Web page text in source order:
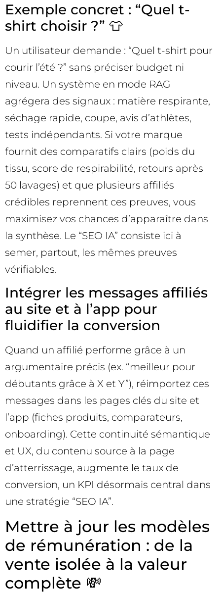
Exemple concret : “Quel t-
shirt choisir ?” 👕
Un utilisateur demande : “Quel t-shirt pour
courir l’été ?” sans préciser budget ni
niveau. Un système en mode RAG
agrégera des signaux : matière respirante,
séchage rapide, coupe, avis d’athlètes,
tests indépendants. Si votre marque
fournit des comparatifs clairs (poids du
tissu, score de respirabilité, retours après
50 lavages) et que plusieurs affiliés
crédibles reprennent ces preuves, vous
maximisez vos chances d’apparaître dans
la synthèse. Le “SEO IA” consiste ici à
semer, partout, les mêmes preuves
vérifiables.
Intégrer les messages affiliés
au site et à l’app pour
fluidifier la conversion
Quand un affilié performe grâce à un
argumentaire précis (ex. “meilleur pour
débutants grâce à X et Y”), réimportez ces
messages dans les pages clés du site et
l’app (fiches produits, comparateurs,
onboarding). Cette continuité sémantique
et UX, du contenu source à la page
d’atterrissage, augmente le taux de
conversion, un KPI désormais central dans
une stratégie “SEO IA”.
Mettre à jour les modèles
de rémunération : de la
vente isolée à la valeur
complète 💸